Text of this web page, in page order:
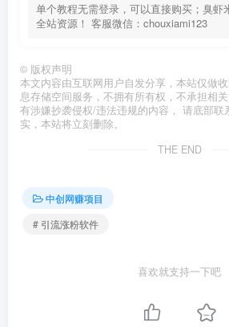
单个教程无需登录，可以直接购买；臭虾
全站资源！ 客服微信：chouxiami123
© 版权声明
本文内容由互联网用户自发分享，本站仅做
息存储空间服务，不拥有所有权，不承担相
有涉嫌抄袭侵权/违法违规的内容， 请底部联
实，本站将立刻删除。
THE END
中创网赚项目
# 引流涨粉软件
喜欢就支持一下吧